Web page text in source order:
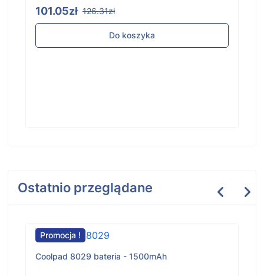
101.05zł 126.31zł
Do koszyka
Ostatnio przeglądane
Promocja !
Coolpad 8029 bateria - 1500mAh